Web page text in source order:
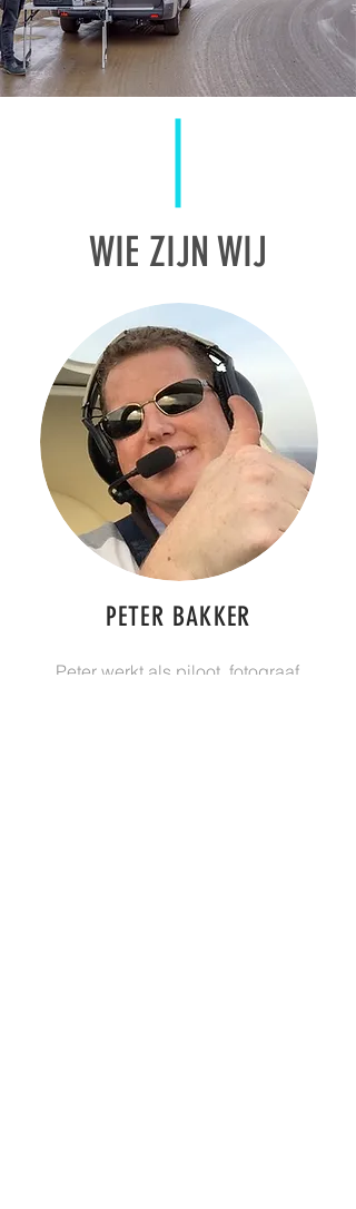
WIE ZIJN WIJ
PETER BAKKER
Peter werkt als piloot, fotograaf,